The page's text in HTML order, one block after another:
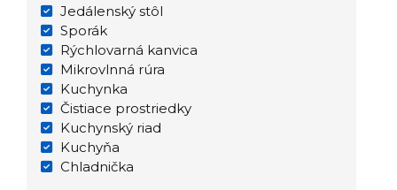
Jedálenský stôl
Sporák
Rýchlovarná kanvica
Mikrovlnná rúra
Kuchynka
Čistiace prostriedky
Kuchynský riad
Kuchyňa
Chladnička